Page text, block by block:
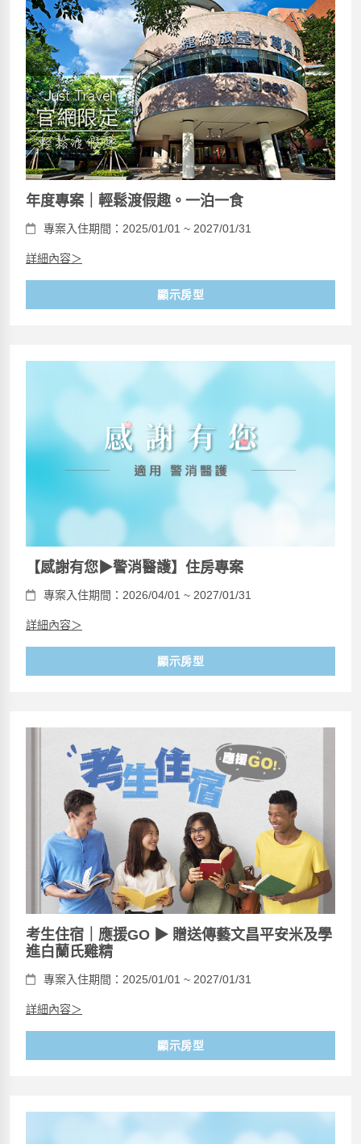
年度專案｜輕鬆渡假趣。一泊一食
專案入住期間：2025/01/01 ~ 2027/01/31
詳細內容＞
顯示房型
【感謝有您▶警消醫護】住房專案
專案入住期間：2026/04/01 ~ 2027/01/31
詳細內容＞
顯示房型
考生住宿｜應援GO ▶ 贈送傳藝文昌平安米及學
進白蘭氏雞精
專案入住期間：2025/01/01 ~ 2027/01/31
詳細內容＞
顯示房型